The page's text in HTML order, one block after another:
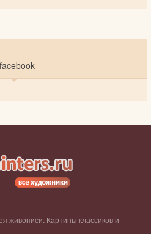
живописи. Картины классиков и